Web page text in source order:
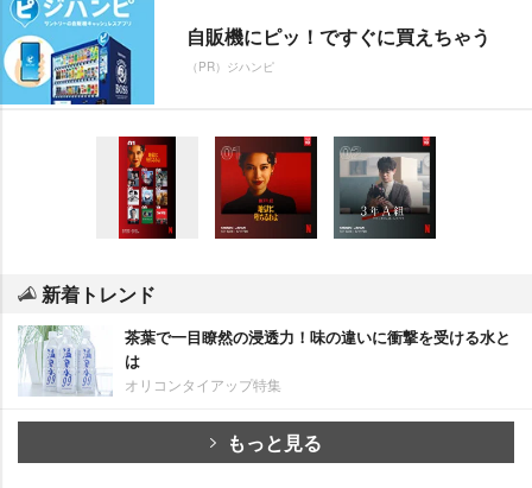
自販機にピッ！ですぐに買えちゃう
（PR）ジハンピ
新着トレンド
茶葉で一目瞭然の浸透力！味の違いに衝撃を受ける水と
は
オリコンタイアップ特集
もっと見る